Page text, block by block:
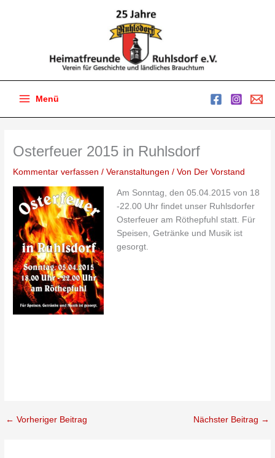
Menü
Osterfeuer 2015 in Ruhlsdorf
Kommentar verfassen /Veranstaltungen / Von Der Vorstand
Am Sonntag, den 05.04.2015 von 18
-22.00 Uhr findet unser Ruhlsdorfer
Osterfeuer am Röthepfuhl statt. Für
Speisen, Getränke und Musik ist
gesorgt.
← Vorheriger Beitrag Nächster Beitrag →